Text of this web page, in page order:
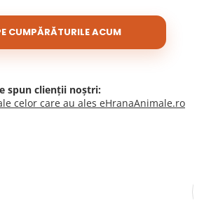
CUMPĂRĂTURILE ACUM
spun clienții noștri:
celor care au ales eHranaAnimale.ro